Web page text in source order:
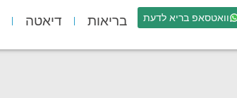
וואטסאפ בריא לדעת בריאות דיאטה